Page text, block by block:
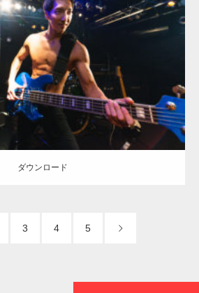
Update:2023.02.11
ョ オレンジの人 AKIHITO(細マッチョ) 腹
筋 天神 (福岡)
ド
ダウンロード
3 4 5
】TBS番組「ひるおび」にてマッスルプ
が紹介されま…
FMラジオ番組「ONE MORNING」
介さ…